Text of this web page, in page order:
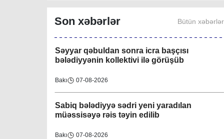
Son xəbərlər Bütün xəbərlər
Region 08-08-2026
Səyyar qəbuldan sonra icra başçısı
bələdiyyənin kollektivi ilə görüşüb
Bakı 07-08-2026
Sabiq bələdiyyə sədri yeni yaradılan
müəssisəyə rəis təyin edilib
Bakı 07-08-2026